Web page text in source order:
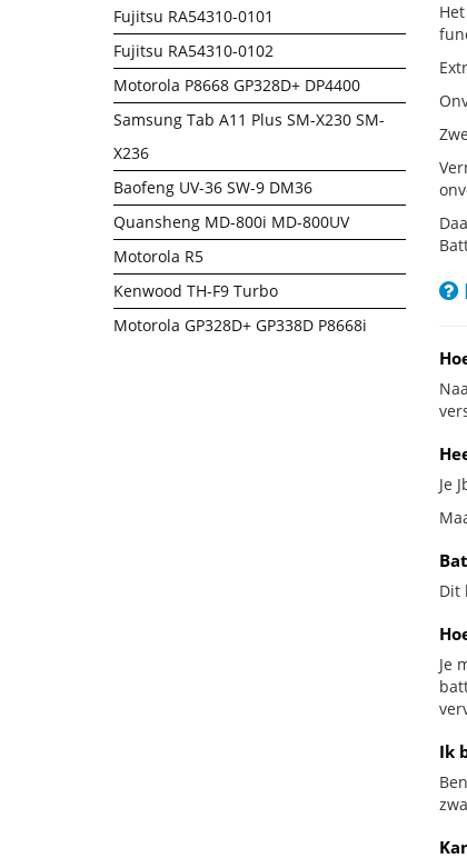
Fujitsu RA54310-0101
Fujitsu RA54310-0102
Motorola P8668 GP328D+ DP4400
Samsung Tab A11 Plus SM-X230 SM-
X236
Baofeng UV-36 SW-9 DM36
Quansheng MD-800i MD-800UV
Motorola R5
Kenwood TH-F9 Turbo
Motorola GP328D+ GP338D P8668i
Je
Dit
Je
Ik